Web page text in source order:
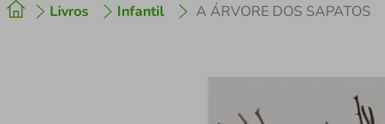
Livros Infantil A ÁRVORE DOS SAPATOS
2º cafeteira
air fryer